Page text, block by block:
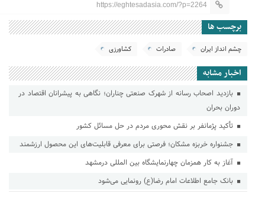
https://eghtesadasia.com/?p=2264
برچسب ها
چشم انداز ایران صادرات کشاورزی
اخبار مشابه
بازدید اصحاب رسانه از شهرک صنعتی چناران؛ نگاهی به پیشرانان اقتصاد در
دوران بحران
تأکید پژمانفر بر نقش محوری مردم در حل مسائل کشور
جشنواره خربزه مشکان؛ فرصتی برای معرفی قابلیت‌های این محصول ارزشمند
آغاز به کار همزمان چهارنمایشگاه بین المللی درمشهد
بانک جامع اطلاعات امام رضا(ع) رونمایی می‌شود